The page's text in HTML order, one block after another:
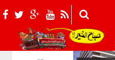
021_2.png